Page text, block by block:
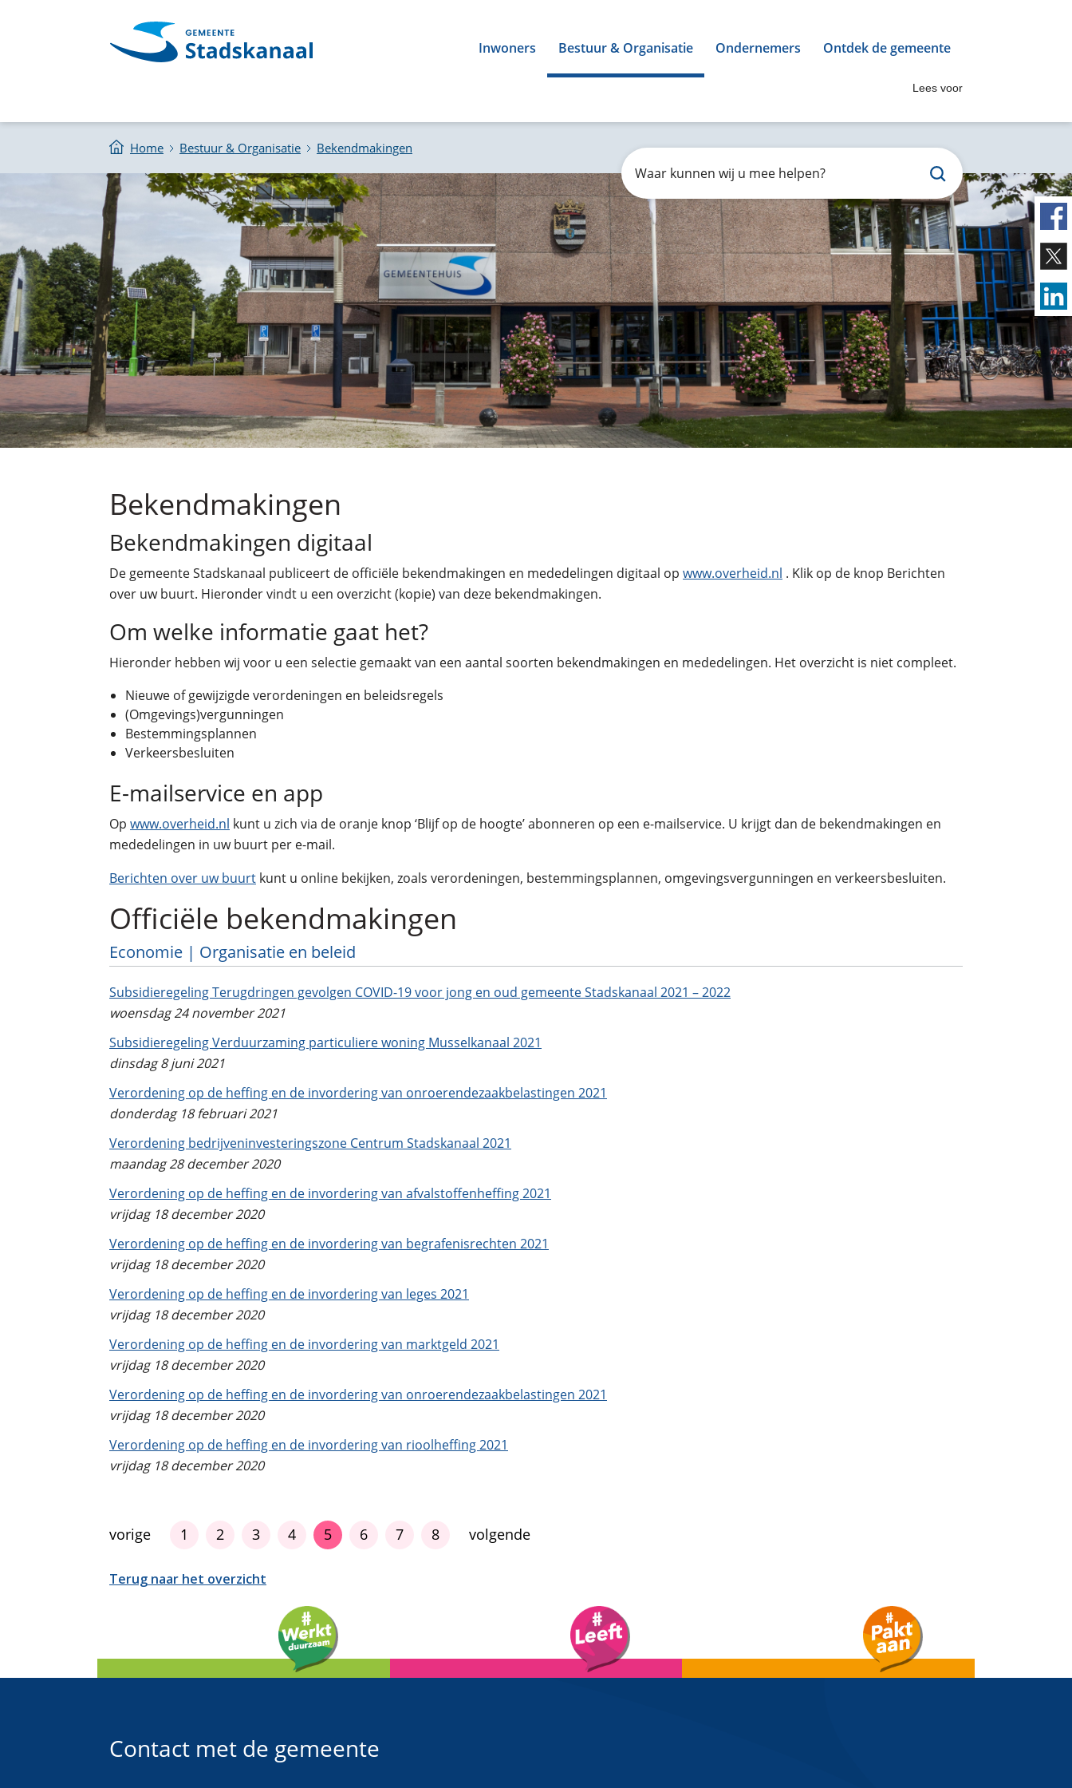
Inwoners Bestuur & Organisatie Ondernemers Ontdek de gemeente
Lees voor
Home Bestuur & Organisatie Bekendmakingen Zoeken
Waar
kunnen
wij
u
mee
helpen?
Bekendmakingen
Bekendmakingen digitaal
De gemeente Stadskanaal publiceert de officiële bekendmakingen en mededelingen digitaal op www.overheid.nl . Klik op de knop Berichten
over uw buurt. Hieronder vindt u een overzicht (kopie) van deze bekendmakingen.
Om welke informatie gaat het?
Hieronder hebben wij voor u een selectie gemaakt van een aantal soorten bekendmakingen en mededelingen. Het overzicht is niet compleet.
Nieuwe of gewijzigde verordeningen en beleidsregels
(Omgevings)vergunningen
Bestemmingsplannen
Verkeersbesluiten
E-mailservice en app
Op www.overheid.nl kunt u zich via de oranje knop ‘Blijf op de hoogte’ abonneren op een e-mailservice. U krijgt dan de bekendmakingen en
mededelingen in uw buurt per e-mail.
Berichten over uw buurt kunt u online bekijken, zoals verordeningen, bestemmingsplannen, omgevingsvergunningen en verkeersbesluiten.
Officiële bekendmakingen
Economie | Organisatie en beleid
Subsidieregeling Terugdringen gevolgen COVID-19 voor jong en oud gemeente Stadskanaal 2021 – 2022
woensdag 24 november 2021
Subsidieregeling Verduurzaming particuliere woning Musselkanaal 2021
dinsdag 8 juni 2021
Verordening op de heffing en de invordering van onroerendezaakbelastingen 2021
donderdag 18 februari 2021
Verordening bedrijveninvesteringszone Centrum Stadskanaal 2021
maandag 28 december 2020
Verordening op de heffing en de invordering van afvalstoffenheffing 2021
vrijdag 18 december 2020
Verordening op de heffing en de invordering van begrafenisrechten 2021
vrijdag 18 december 2020
Verordening op de heffing en de invordering van leges 2021
vrijdag 18 december 2020
Verordening op de heffing en de invordering van marktgeld 2021
vrijdag 18 december 2020
Verordening op de heffing en de invordering van onroerendezaakbelastingen 2021
vrijdag 18 december 2020
Verordening op de heffing en de invordering van rioolheffing 2021
vrijdag 18 december 2020
vorige 1 2 3 4 5 6 7 8 volgende
Terug naar het overzicht
Contact met de gemeente